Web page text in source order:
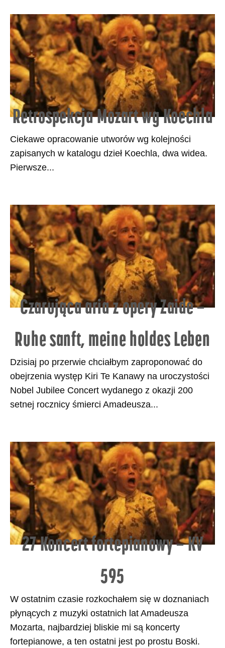
Retrospekcja Mozart wg Koechla
Ciekawe opracowanie utworów wg kolejności
zapisanych w katalogu dzieł Koechla, dwa widea.
Pierwsze...
Czarująca aria z opery Zaide –
Ruhe sanft, meine holdes Leben
Dzisiaj po przerwie chciałbym zaproponować do
obejrzenia występ Kiri Te Kanawy na uroczystości
Nobel Jubilee Concert wydanego z okazji 200
setnej rocznicy śmierci Amadeusza...
27 Koncert fortepianowy – KV
595
W ostatnim czasie rozkochałem się w doznaniach
płynących z muzyki ostatnich lat Amadeusza
Mozarta, najbardziej bliskie mi są koncerty
fortepianowe, a ten ostatni jest po prostu Boski.